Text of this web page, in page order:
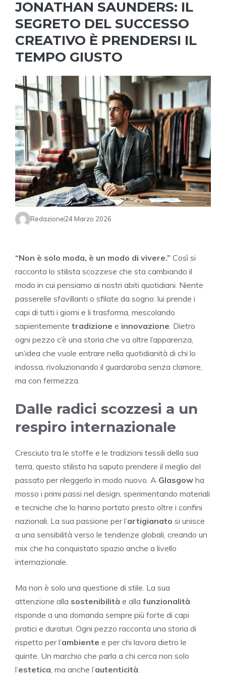
JONATHAN SAUNDERS: IL
SEGRETO DEL SUCCESSO
CREATIVO È PRENDERSI IL
TEMPO GIUSTO
Redazione24 Marzo 2026
“Non è solo moda, è un modo di vivere.” Così si
racconta lo stilista scozzese che sta cambiando il
modo in cui pensiamo ai nostri abiti quotidiani. Niente
passerelle sfavillanti o sfilate da sogno: lui prende i
capi di tutti i giorni e li trasforma, mescolando
sapientemente tradizione e innovazione . Dietro
ogni pezzo c’è una storia che va oltre l’apparenza,
un’idea che vuole entrare nella quotidianità di chi lo
indossa, rivoluzionando il guardaroba senza clamore,
ma con fermezza.
Dalle radici scozzesi a un
respiro internazionale
Cresciuto tra le stoffe e le tradizioni tessili della sua
terra, questo stilista ha saputo prendere il meglio del
passato per rileggerlo in modo nuovo. A Glasgow ha
mosso i primi passi nel design, sperimentando materiali
e tecniche che lo hanno portato presto oltre i confini
nazionali. La sua passione per l’artigianato si unisce
a una sensibilità verso le tendenze globali, creando un
mix che ha conquistato spazio anche a livello
internazionale.
Ma non è solo una questione di stile. La sua
attenzione alla sostenibilità e alla funzionalità
risponde a una domanda sempre più forte di capi
pratici e duraturi. Ogni pezzo racconta una storia di
rispetto per l’ambiente e per chi lavora dietro le
quinte. Un marchio che parla a chi cerca non solo
l’estetica , ma anche l’autenticità